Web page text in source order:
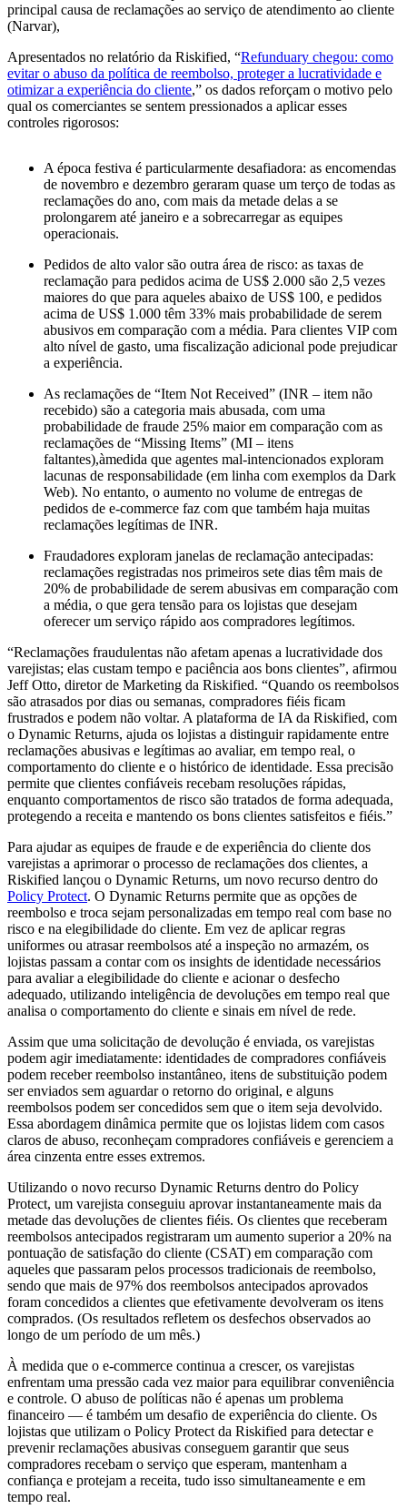
principal causa de reclamações ao serviço de atendimento ao cliente
(Narvar),
Apresentados no relatório da Riskified, “Refunduary chegou: como
evitar o abuso da política de reembolso, proteger a lucratividade e
otimizar a experiência do cliente,” os dados reforçam o motivo pelo
qual os comerciantes se sentem pressionados a aplicar esses
controles rigorosos:
A época festiva é particularmente desafiadora: as encomendas
de novembro e dezembro geraram quase um terço de todas as
reclamações do ano, com mais da metade delas a se
prolongarem até janeiro e a sobrecarregar as equipes
operacionais.
Pedidos de alto valor são outra área de risco: as taxas de
reclamação para pedidos acima de US$ 2.000 são 2,5 vezes
maiores do que para aqueles abaixo de US$ 100, e pedidos
acima de US$ 1.000 têm 33% mais probabilidade de serem
abusivos em comparação com a média. Para clientes VIP com
alto nível de gasto, uma fiscalização adicional pode prejudicar
a experiência.
As reclamações de “Item Not Received” (INR – item não
recebido) são a categoria mais abusada, com uma
probabilidade de fraude 25% maior em comparação com as
reclamações de “Missing Items” (MI – itens
faltantes),àmedida que agentes mal-intencionados exploram
lacunas de responsabilidade (em linha com exemplos da Dark
Web). No entanto, o aumento no volume de entregas de
pedidos de e-commerce faz com que também haja muitas
reclamações legítimas de INR.
Fraudadores exploram janelas de reclamação antecipadas:
reclamações registradas nos primeiros sete dias têm mais de
20% de probabilidade de serem abusivas em comparação com
a média, o que gera tensão para os lojistas que desejam
oferecer um serviço rápido aos compradores legítimos.
“Reclamações fraudulentas não afetam apenas a lucratividade dos
varejistas; elas custam tempo e paciência aos bons clientes”, afirmou
Jeff Otto, diretor de Marketing da Riskified. “Quando os reembolsos
são atrasados por dias ou semanas, compradores fiéis ficam
frustrados e podem não voltar. A plataforma de IA da Riskified, com
o Dynamic Returns, ajuda os lojistas a distinguir rapidamente entre
reclamações abusivas e legítimas ao avaliar, em tempo real, o
comportamento do cliente e o histórico de identidade. Essa precisão
permite que clientes confiáveis recebam resoluções rápidas,
enquanto comportamentos de risco são tratados de forma adequada,
protegendo a receita e mantendo os bons clientes satisfeitos e fiéis.”
Para ajudar as equipes de fraude e de experiência do cliente dos
varejistas a aprimorar o processo de reclamações dos clientes, a
Riskified lançou o Dynamic Returns, um novo recurso dentro do
Policy Protect. O Dynamic Returns permite que as opções de
reembolso e troca sejam personalizadas em tempo real com base no
risco e na elegibilidade do cliente. Em vez de aplicar regras
uniformes ou atrasar reembolsos até a inspeção no armazém, os
lojistas passam a contar com os insights de identidade necessários
para avaliar a elegibilidade do cliente e acionar o desfecho
adequado, utilizando inteligência de devoluções em tempo real que
analisa o comportamento do cliente e sinais em nível de rede.
Assim que uma solicitação de devolução é enviada, os varejistas
podem agir imediatamente: identidades de compradores confiáveis
podem receber reembolso instantâneo, itens de substituição podem
ser enviados sem aguardar o retorno do original, e alguns
reembolsos podem ser concedidos sem que o item seja devolvido.
Essa abordagem dinâmica permite que os lojistas lidem com casos
claros de abuso, reconheçam compradores confiáveis e gerenciem a
área cinzenta entre esses extremos.
Utilizando o novo recurso Dynamic Returns dentro do Policy
Protect, um varejista conseguiu aprovar instantaneamente mais da
metade das devoluções de clientes fiéis. Os clientes que receberam
reembolsos antecipados registraram um aumento superior a 20% na
pontuação de satisfação do cliente (CSAT) em comparação com
aqueles que passaram pelos processos tradicionais de reembolso,
sendo que mais de 97% dos reembolsos antecipados aprovados
foram concedidos a clientes que efetivamente devolveram os itens
comprados. (Os resultados refletem os desfechos observados ao
longo de um período de um mês.)
À medida que o e-commerce continua a crescer, os varejistas
enfrentam uma pressão cada vez maior para equilibrar conveniência
e controle. O abuso de políticas não é apenas um problema
financeiro — é também um desafio de experiência do cliente. Os
lojistas que utilizam o Policy Protect da Riskified para detectar e
prevenir reclamações abusivas conseguem garantir que seus
compradores recebam o serviço que esperam, mantenham a
confiança e protejam a receita, tudo isso simultaneamente e em
tempo real.